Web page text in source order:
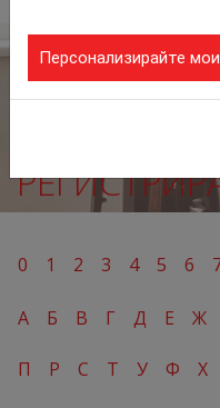
0 1 2 3 4 5 6
А Б В Г Д Е Ж
П Р С Т У Ф Х
Персонализирайте